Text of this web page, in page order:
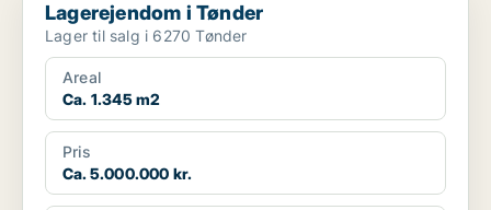
Lagerejendom i Tønder
Lager til salg i 6270 Tønder
Areal
Ca. 1.345 m2
Pris
Ca. 5.000.000 kr.